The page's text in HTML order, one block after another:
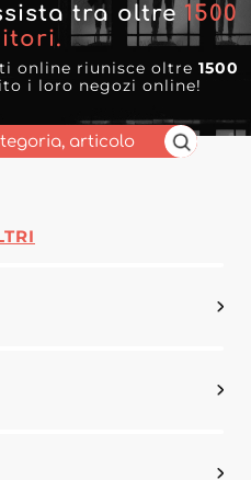
tra oltre 1500
online riunisce oltre 1500
i loro negozi online!